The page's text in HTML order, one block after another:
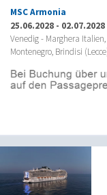
MSC Armonia
25.06.2028 - 02.07.2028
Venedig - Marghera
Montenegro, Brindisi